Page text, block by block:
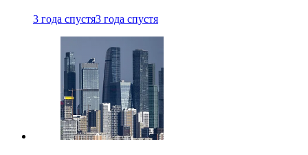
3 года спустя3 года спустя